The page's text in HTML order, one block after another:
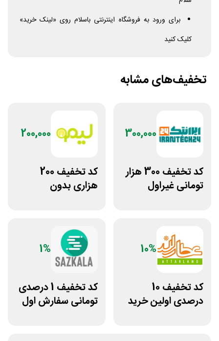
برای ورود به فروشگاه اینترنتی باسلام روی «لینک خرید»
کلیک کنید
تخفیف‌های مشابه
300,000
کد تخفیف 300 هزار
تومانی غیراول
200,000
کد تخفیف 200
هزاری بدون
10%
کد تخفیف 10
درصدی اولین خرید
1%
کد تخفیف 1 درصدی
تومانی سفارش اول